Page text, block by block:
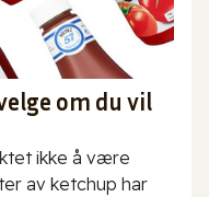
om du vil
ikke å være
av ketchup har